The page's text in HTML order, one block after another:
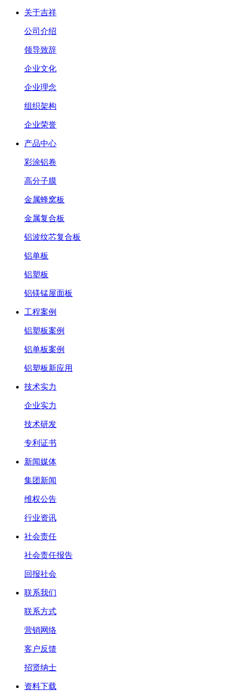
关于吉祥
公司介绍
领导致辞
企业文化
企业理念
组织架构
企业荣誉
产品中心
彩涂铝卷
高分子膜
金属蜂窝板
金属复合板
铝波纹芯复合板
铝单板
铝塑板
铝镁锰屋面板
工程案例
铝塑板案例
铝单板案例
铝塑板新应用
技术实力
企业实力
技术研发
专利证书
新闻媒体
集团新闻
维权公告
行业资讯
社会责任
社会责任报告
回报社会
联系我们
联系方式
营销网络
客户反馈
招贤纳士
资料下载